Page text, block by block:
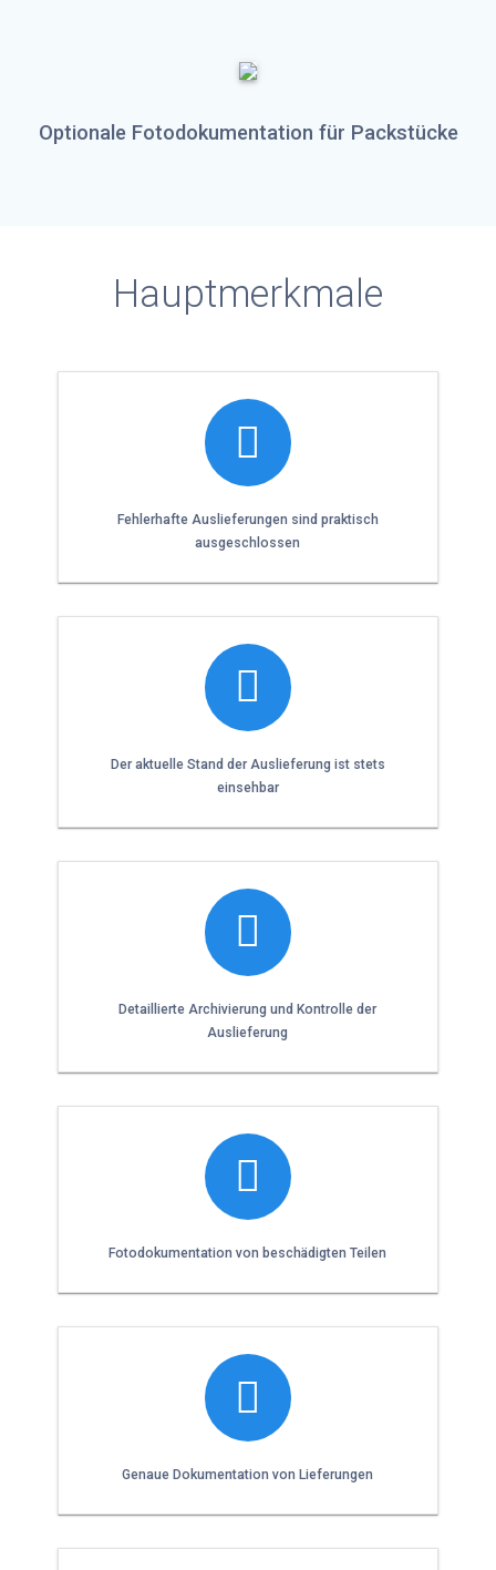
Optionale Fotodokumentation für Packstücke
Hauptmerkmale
Fehlerhafte Auslieferungen sind praktisch
ausgeschlossen
Der aktuelle Stand der Auslieferung ist stets
einsehbar
Detaillierte Archivierung und Kontrolle der
Auslieferung
Fotodokumentation von beschädigten Teilen
Genaue Dokumentation von Lieferungen